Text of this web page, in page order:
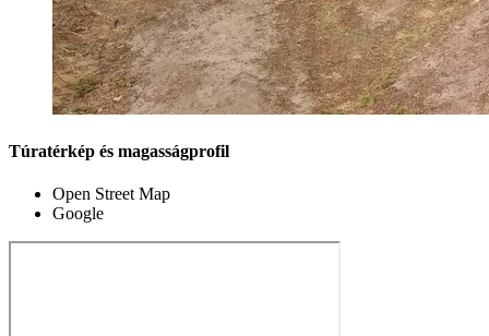
Túratérkép és magasságprofil
Open Street Map
Google